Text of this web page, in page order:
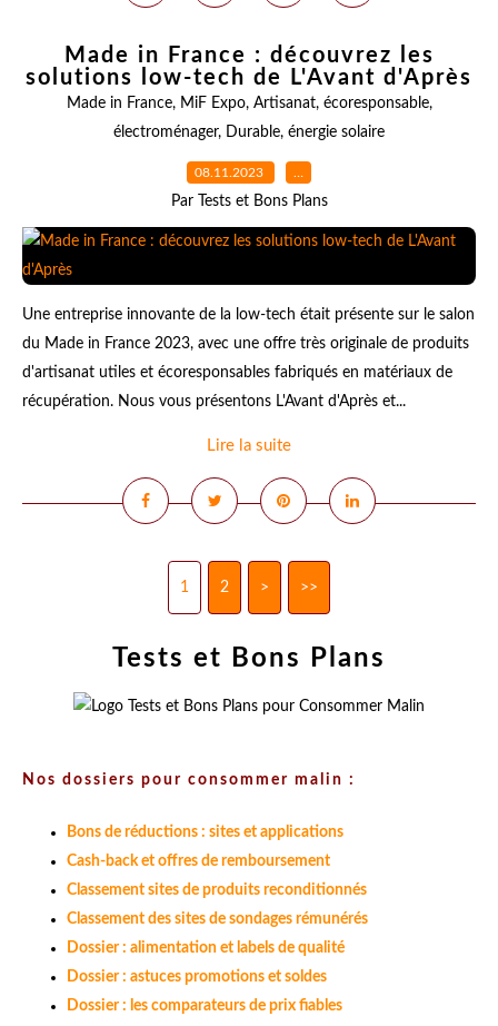
Made in France : découvrez les
solutions low-tech de L'Avant d'Après
Made in France, MiF Expo, Artisanat, écoresponsable,
électroménager, Durable, énergie solaire
08.11.2023 …
Par Tests et Bons Plans
Une entreprise innovante de la low-tech était présente sur le salon
du Made in France 2023, avec une offre très originale de produits
d'artisanat utiles et écoresponsables fabriqués en matériaux de
récupération. Nous vous présentons L'Avant d'Après et...
Lire la suite
1 2 > >>
Tests et Bons Plans
Nos dossiers pour consommer malin :
Bons de réductions : sites et applications
Cash-back et offres de remboursement
Classement sites de produits reconditionnés
Classement des sites de sondages rémunérés
Dossier : alimentation et labels de qualité
Dossier : astuces promotions et soldes
Dossier : les comparateurs de prix fiables